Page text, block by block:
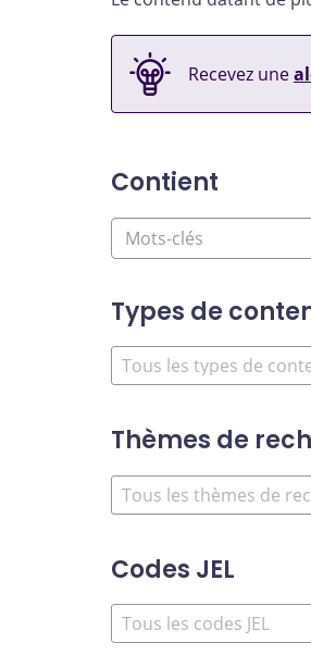
Recevez une
Contient
Types de
Thèmes de
Codes JEL